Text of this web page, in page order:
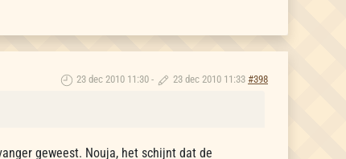
23 dec 2010 11:30 - 23 dec 2010 11:33 #398
geweest. Nouja, het schijnt dat de